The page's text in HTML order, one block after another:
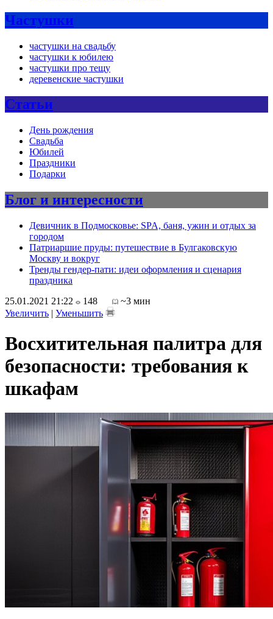
Частушки
частушки на свадьбу
частушки к юбилею
частушки про тещу
деревенские частушки
Статьи
День рождения
Свадьба
Юбилей
Праздники
Подарки
Блог и интересности
Девичник в Подмосковье: SPA, баня, ужин и отдых за
городом
Патриаршие пруды: путешествие в Булгаковскую
Москву и вокруг
Тренды гендер-пати: идеи оформления и сценария
праздника
25.01.2021 21:22
148
~3 мин
Увеличить | Уменьшить
Восхитительная палитра для
безопасности: требования к
шкафам